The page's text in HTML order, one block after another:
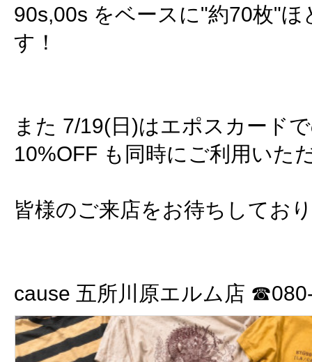
90s,00s をベースに"約70枚"ほ
す！
また 7/19(日)はエポスカード
10%OFF も同時にご利用いた
皆様のご来店をお待ちしてお
cause 五所川原エルム店